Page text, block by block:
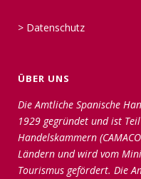
> Datenschutz
ÜBER UNS
Die Amtliche Spanische
1929 gegründet und ist
Handelskammern
Ländern und wird vom
Tourismus gefördert. Die